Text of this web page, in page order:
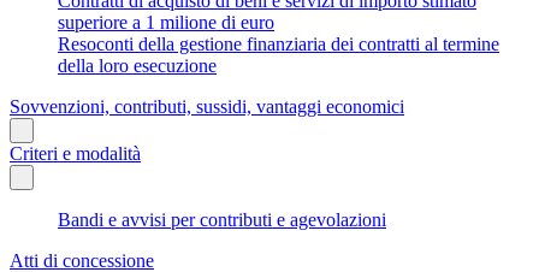
superiore a 1 milione di euro
Resoconti della gestione finanziaria dei contratti al termine
della loro esecuzione
Sovvenzioni, contributi, sussidi, vantaggi economici
Criteri e modalità
Bandi e avvisi per contributi e agevolazioni
Atti di concessione